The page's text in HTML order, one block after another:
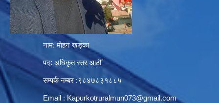
नाम: मोहन खड्का
पद: अधिकृत स्तर आठौँ
सम्पर्क नम्बर :९८४७८३१८८५
Email : Kapurkotruralmun073@gmail.com